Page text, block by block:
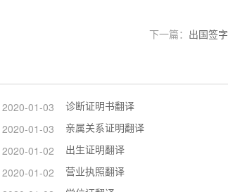
下一篇： 出国签
2020-01-03 诊断证明书翻译
2020-01-03 亲属关系证明翻译
2020-01-02 出生证明翻译
2020-01-02 营业执照翻译